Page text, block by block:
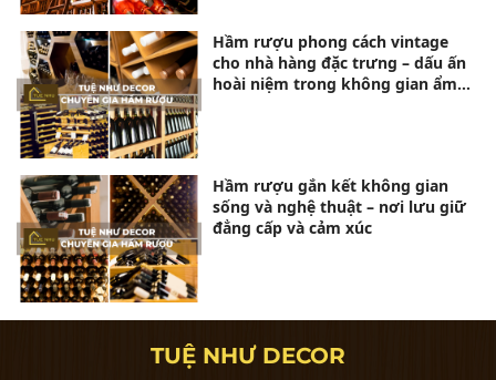
Hầm rượu phong cách vintage
cho nhà hàng đặc trưng – dấu ấn
hoài niệm trong không gian ẩm
Hầm rượu gắn kết không gian
sống và nghệ thuật – nơi lưu giữ
đẳng cấp và cảm xúc
TUỆ NHƯ DECOR